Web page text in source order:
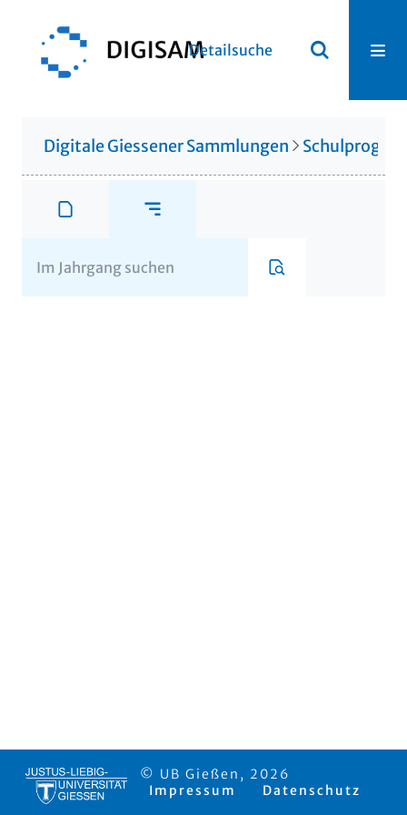
Detailsuche
Digitale Giessener Sammlungen
© UB Gießen, 2026
Impressum
Datenschutz